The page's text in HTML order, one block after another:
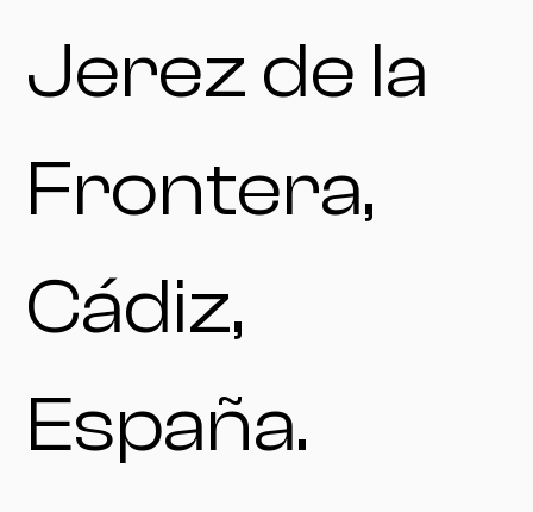
Jerez de la
Frontera,
Cádiz,
España.